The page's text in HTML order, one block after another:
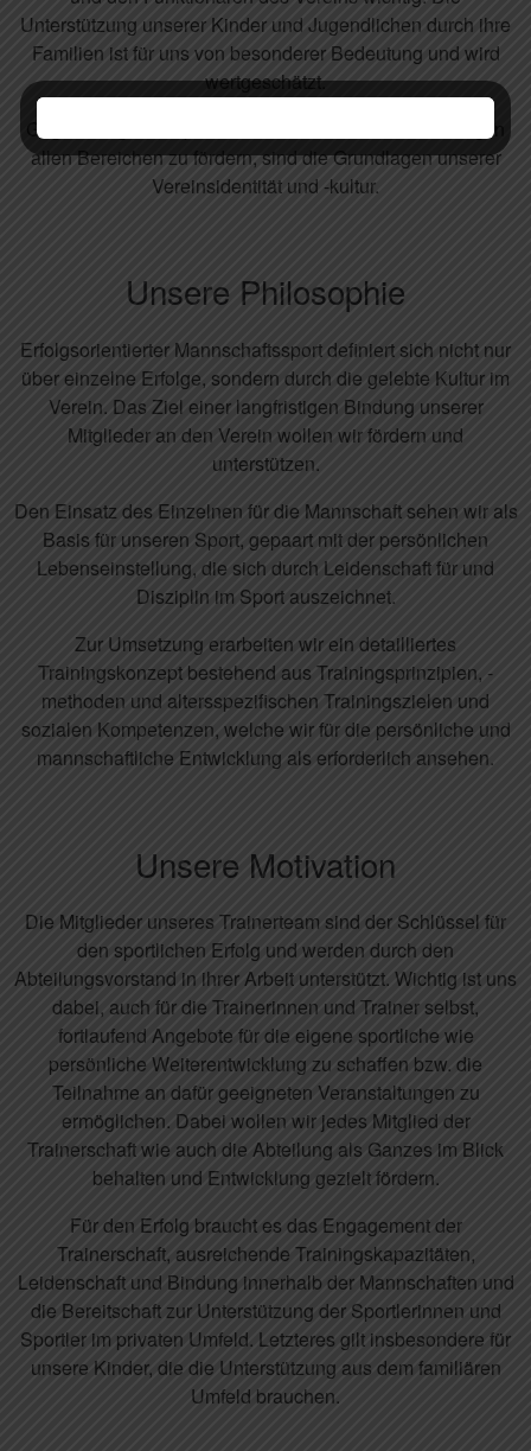
Unterstützung unserer Kinder und Jugendlichen durch ihre
Familien ist für uns von besonderer Bedeutung und wird
wertgeschätzt.
Gegenseitiger Respekt und der Wille die Entwickelung in
allen Bereichen zu fördern, sind die Grundlagen unserer
Vereinsidentität und -kultur.
Unsere Philosophie
Erfolgsorientierter Mannschaftssport definiert sich nicht nur
über einzelne Erfolge, sondern durch die gelebte Kultur im
Verein. Das Ziel einer langfristigen Bindung unserer
Mitglieder an den Verein wollen wir fördern und
unterstützen.
Den Einsatz des Einzelnen für die Mannschaft sehen wir als
Basis für unseren Sport, gepaart mit der persönlichen
Lebenseinstellung, die sich durch Leidenschaft für und
Disziplin im Sport auszeichnet.
Zur Umsetzung erarbeiten wir ein detailliertes
Trainingskonzept bestehend aus Trainingsprinzipien, -
methoden und altersspezifischen Trainingszielen und
sozialen Kompetenzen, welche wir für die persönliche und
mannschaftliche Entwicklung als erforderlich ansehen.
Unsere Motivation
Die Mitglieder unseres Trainerteam sind der Schlüssel für
den sportlichen Erfolg und werden durch den
Abteilungsvorstand in ihrer Arbeit unterstützt. Wichtig ist uns
dabei, auch für die Trainerinnen und Trainer selbst,
fortlaufend Angebote für die eigene sportliche wie
persönliche Weiterentwicklung zu schaffen bzw. die
Teilnahme an dafür geeigneten Veranstaltungen zu
ermöglichen. Dabei wollen wir jedes Mitglied der
Trainerschaft wie auch die Abteilung als Ganzes im Blick
behalten und Entwicklung gezielt fördern.
Für den Erfolg braucht es das Engagement der
Trainerschaft, ausreichende Trainingskapazitäten,
Leidenschaft und Bindung innerhalb der Mannschaften und
die Bereitschaft zur Unterstützung der Sportlerinnen und
Sportler im privaten Umfeld. Letzteres gilt insbesondere für
unsere Kinder, die die Unterstützung aus dem familiären
Umfeld brauchen.